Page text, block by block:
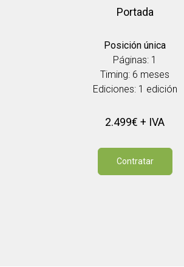
Portada
Posición única
Páginas: 1
Timing: 6 meses
Ediciones: 1 edición
2.499€ + IVA
Contratar